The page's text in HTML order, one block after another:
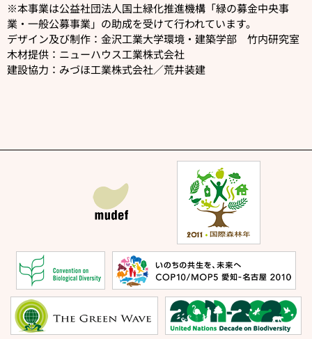
※本事業は公益社団法人国土緑化推進機構「緑の募金中央事
業・一般公募事業」の助成を受けて行われています。
デザイン及び制作：金沢工業大学環境・建築学部 竹内研究室
木材提供：ニューハウス工業株式会社
建設協力：みづほ工業株式会社／荒井装建